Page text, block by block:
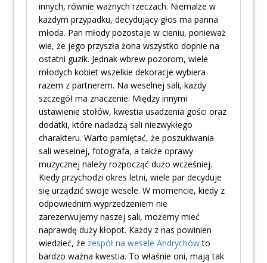
innych, równie ważnych rzeczach. Niemalże w
każdym przypadku, decydujący głos ma panna
młoda. Pan młody pozostaje w cieniu, ponieważ
wie, że jego przyszła żona wszystko dopnie na
ostatni guzik. Jednak wbrew pozorom, wiele
młodych kobiet wszelkie dekoracje wybiera
razem z partnerem. Na weselnej sali, każdy
szczegół ma znaczenie. Między innymi
ustawienie stołów, kwestia usadzenia gości oraz
dodatki, które nadadzą sali niezwykłego
charakteru. Warto pamiętać, że poszukiwania
sali weselnej, fotografa, a także oprawy
muzycznej należy rozpocząć dużo wcześniej.
Kiedy przychodzi okres letni, wiele par decyduje
się urządzić swoje wesele. W momencie, kiedy z
odpowiednim wyprzedzeniem nie
zarezerwujemy naszej sali, możemy mieć
naprawdę duży kłopot. Każdy z nas powinien
wiedzieć, że zespół na wesele Andrychówto
bardzo ważna kwestia. To właśnie oni, mają tak